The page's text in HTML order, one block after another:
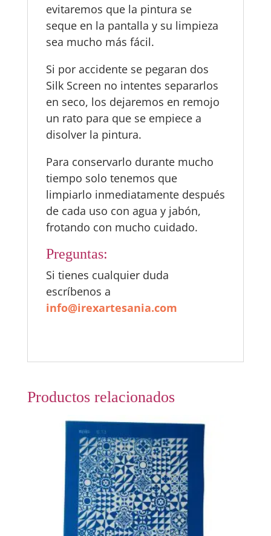
evitaremos que la pintura se
seque en la pantalla y su limpieza
sea mucho más fácil.
Si por accidente se pegaran dos
Silk Screen no intentes separarlos
en seco, los dejaremos en remojo
un rato para que se empiece a
disolver la pintura.
Para conservarlo durante mucho
tiempo solo tenemos que
limpiarlo inmediatamente después
de cada uso con agua y jabón,
frotando con mucho cuidado.
Preguntas:
Si tienes cualquier duda
escríbenos a
info@irexartesania.com
Productos relacionados